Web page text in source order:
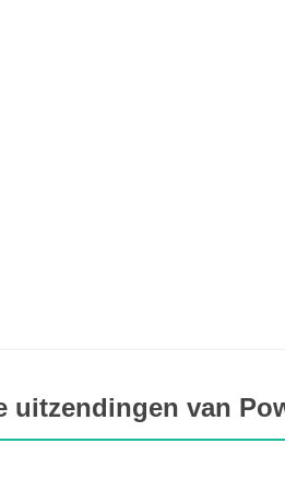
uitzendingen van